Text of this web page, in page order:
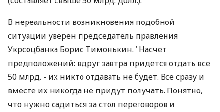
ответ? Думаю, что нет", - говорит директор
Института экономики и прогнозирования НАН
Украины. Опасения г-на Гееца вызывает
возможность (пусть, как он подчеркнул, и
гипотетическая) предъявления к погашению
большей части украинского краткосрочного долга
(составляет свыше 50 млрд. долл.).